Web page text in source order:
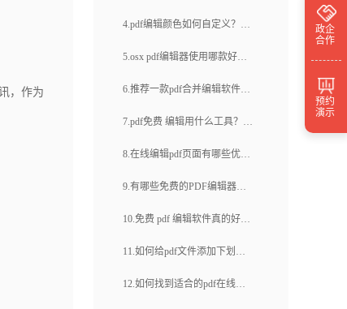
，作为
如何在线编辑PDF(30)
pdf编辑如何搞定(26)
如何编辑pdf文字？
4.pdf编辑颜色如何自定义？pdf
怎么修改标记颜色？
5.osx pdf编辑器使用哪款好？
怎么删除pdf中的某一页？
6.推荐一款pdf合并编辑软件。
如何合并PDF？
7.pdf免费 编辑用什么工具？如
何编辑pdf文件中的图片？
8.在线编辑pdf页面有哪些优
势？如何选择适合的在线编辑
9.有哪些免费的PDF编辑器软
件下载？如何找到可信赖的
10.免费 pdf 编辑软件真的好用
吗？线上办公工具好不好用？
11.如何给pdf文件添加下划
线？pdf转换成可编辑的ppt有
12.如何找到适合的pdf在线编
政企
合作
预约
演示